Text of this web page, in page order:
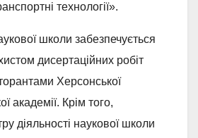
технології».
школи забезпечується
дисертаційних робіт
Херсонської
академії. Крім того,
діяльності наукової школи